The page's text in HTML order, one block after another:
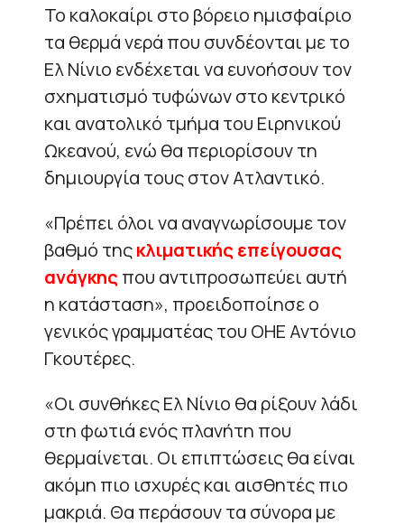
Το καλοκαίρι στο βόρειο ημισφαίριο
τα θερμά νερά που συνδέονται με το
Ελ Νίνιο ενδέχεται να ευνοήσουν τον
σχηματισμό τυφώνων στο κεντρικό
και ανατολικό τμήμα του Ειρηνικού
Ωκεανού, ενώ θα περιορίσουν τη
δημιουργία τους στον Ατλαντικό.
«Πρέπει όλοι να αναγνωρίσουμε τον
βαθμό τηςκλιματικής επείγουσας
ανάγκηςπου αντιπροσωπεύει αυτή
η κατάσταση», προειδοποίησε ο
γενικός γραμματέας του ΟΗΕ Αντόνιο
Γκουτέρες.
«Οι συνθήκες Ελ Νίνιο θα ρίξουν λάδι
στη φωτιά ενός πλανήτη που
θερμαίνεται. Οι επιπτώσεις θα είναι
ακόμη πιο ισχυρές και αισθητές πιο
μακριά. Θα περάσουν τα σύνορα με